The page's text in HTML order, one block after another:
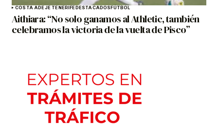
COSTA ADEJE TENERIFEDESTACADOSFÚTBOL
Aithiara: “No solo ganamos al Athletic, también
celebramos la victoria de la vuelta de Pisco”